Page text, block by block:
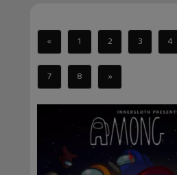
« 1 2 3 4
7 8 »